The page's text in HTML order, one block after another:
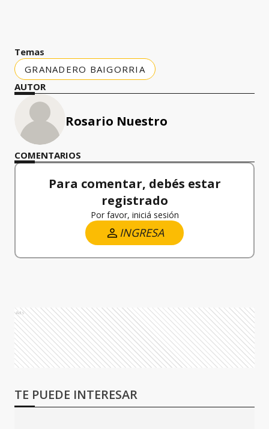
Temas
GRANADERO BAIGORRIA
AUTOR
Rosario Nuestro
COMENTARIOS
Para comentar, debés estar
registrado
Por favor, iniciá sesión
INGRESA
Ads
TE PUEDE INTERESAR